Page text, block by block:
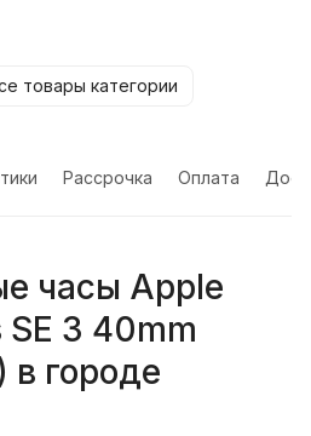
товары категории
Рассрочка Оплата
часы Apple
3 40mm
в городе